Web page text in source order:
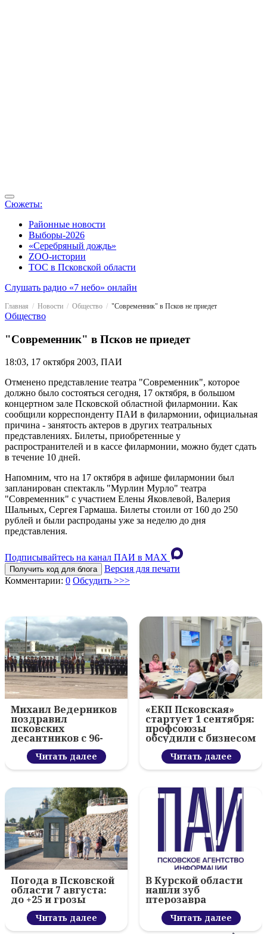
Сюжеты:
Районные новости
Выборы-2026
«Серебряный дождь»
ZOO-истории
ТОС в Псковской области
Слушать радио «7 небо» онлайн
Главная Новости Общество "Современник" в Псков не приедет
Общество
"Современник" в Псков не приедет
18:03, 17 октября 2003, ПАИ
Отменено представление театра "Современник", которое
должно было состояться сегодня, 17 октября, в большом
концертном зале Псковской областной филармонии. Как
сообщили корреспонденту ПАИ в филармонии, официальная
причина - занятость актеров в других театральных
представлениях. Билеты, приобретенные у
распространителей и в кассе филармонии, можно будет сдать
в течение 10 дней.
Напомним, что на 17 октября в афише филармонии был
запланирован спектакль "Мурлин Мурло" театра
"Современник" с участием Елены Яковлевой, Валерия
Шальных, Сергея Гармаша. Билеты стоили от 160 до 250
рублей и были распроданы уже за неделю до дня
представления.
Подписывайтесь на канал ПАИ в MAХ
Получить код для блога
Версия для печати
Комментарии: 0 Обсудить >>>
Михаил Ведерников
поздравил
псковских
десантников с 96-
летием ВДВ и
вручил награды
Читать далее
«ЕКП Псковская»
стартует 1 сентября:
профсоюзы
обсудили с бизнесом
новый цифровой
проектЧитать далее
Погода в Псковской
области 7 августа:
до +25 и грозы
Читать далее
В Курской области
нашли зуб
птерозавра
Читать далее